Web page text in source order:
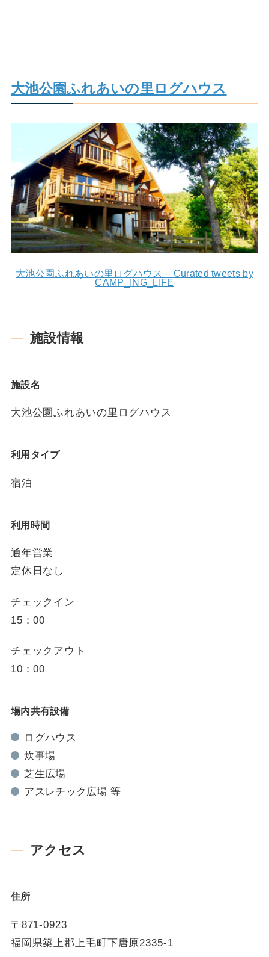
大池公園ふれあいの里ログハウス
大池公園ふれあいの里ログハウス – Curated tweets by
CAMP_ING_LIFE
施設情報
施設名
大池公園ふれあいの里ログハウス
利用タイプ
宿泊
利用時間
通年営業
定休日なし
チェックイン
15：00
チェックアウト
10：00
場内共有設備
ログハウス
炊事場
芝生広場
アスレチック広場 等
アクセス
住所
〒871-0923
福岡県築上郡上毛町下唐原2335-1